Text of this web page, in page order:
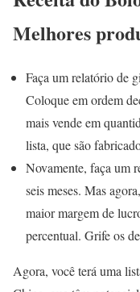
Melhores
Faça um relatório de
Coloque em ordem
mais vende em
lista, que são
Novamente, faça um
seis meses. Mas
maior margem de
percentual. Grife os
Agora, você terá uma